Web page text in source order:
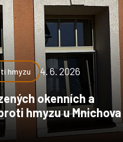
hmyzu 4. 6. 2026
okenních a
hmyzu u Mnichova